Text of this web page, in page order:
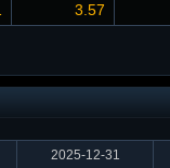
3.57
2025-12-31